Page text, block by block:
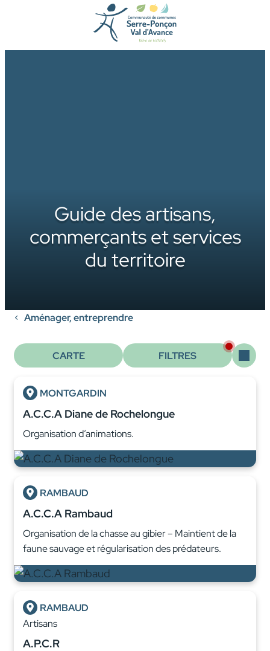
Guide des artisans,
commerçants et services
du territoire
Aménager, entreprendre
CARTE FILTRES
MONTGARDIN
A.C.C.A Diane de Rochelongue
Organisation d’animations.
RAMBAUD
A.C.C.A Rambaud
Organisation de la chasse au gibier – Maintient de la
faune sauvage et régularisation des prédateurs.
RAMBAUD
Artisans
A.P.C.R